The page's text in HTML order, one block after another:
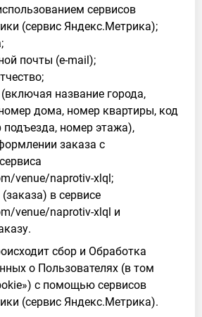
сервисов
(сервис Яндекс.Метрика);
почты (e-mail);
название города,
дома, номер квартиры, код
номер этажа),
заказа с
venue/naprotiv-xlql;
в сервисе
venue/naprotiv-xlql и
сбор и Обработка
о Пользователях (в том
с помощью сервисов
(сервис Яндекс.Метрика).